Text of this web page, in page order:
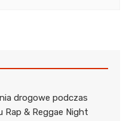
drogowe podczas
Rap & Reggae Night